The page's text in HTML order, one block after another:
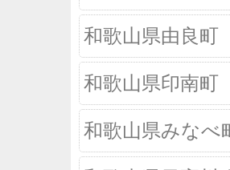
和歌山県由良町
和歌山県印南町
和歌山県みなべ